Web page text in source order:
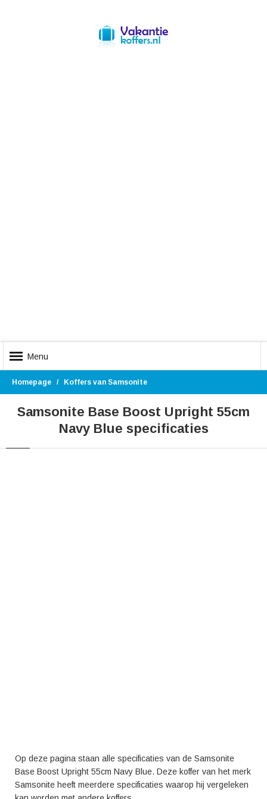
Menu
Homepage Koffers van Samsonite
Samsonite Base Boost Upright 55cm
Navy Blue specificaties
Op deze pagina staan alle specificaties van de Samsonite
Base Boost Upright 55cm Navy Blue. Deze koffer van het merk
Samsonite heeft meerdere specificaties waarop hij vergeleken